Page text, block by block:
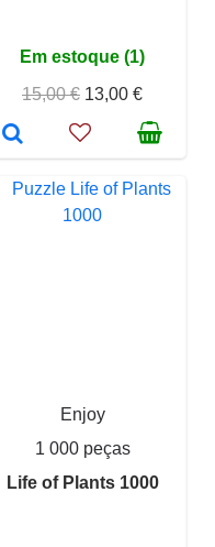
Em estoque (1)
15,00 € 13,00 €
Enjoy
1 000 peças
Life of Plants 1000